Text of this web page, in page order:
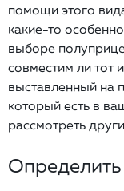
помощи этого
какие-то
выборе
совместим ли тот
выставленный на
который есть в
рассмотреть